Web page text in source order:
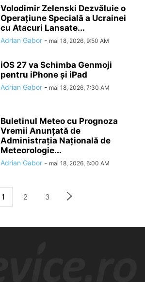
Volodimir Zelenski Dezvăluie o
Operațiune Specială a Ucrainei
cu Atacuri Lansate...
Adrian Gabor - mai 18, 2026, 9:50 AM
iOS 27 va Schimba Genmoji
pentru iPhone și iPad
Adrian Gabor - mai 18, 2026, 7:30 AM
Buletinul Meteo cu Prognoza
Vremii Anunțată de
Administrația Națională de
Meteorologie...
Adrian Gabor - mai 18, 2026, 6:00 AM
1 2 3